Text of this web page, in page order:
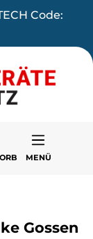
Code:
auf dem
MENÜ
Gossen